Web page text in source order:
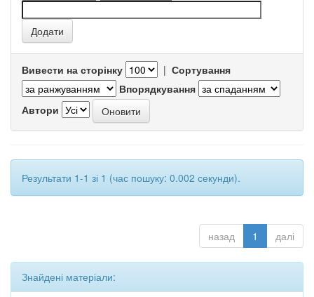
Вивести на сторінку | Сортування
Впорядкування
Автори
Результати 1-1 зі 1 (час пошуку: 0.002 секунди).
назад 1 далі
Знайдені матеріали: